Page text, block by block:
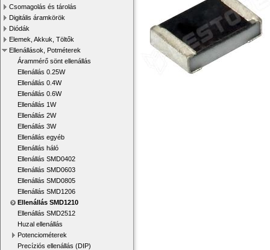
Csomagolás és tárolás
Digitális áramkörök
Diódák
Elemek, Akkuk, Töltők
Ellenállások, Potméterek
Árammérő sönt ellenállás
Ellenállás 0.25W
Ellenállás 0.4W
Ellenállás 0.6W
Ellenállás 1W
Ellenállás 2W
Ellenállás 3W
Ellenállás egyéb
Ellenállás háló
Ellenállás SMD0402
Ellenállás SMD0603
Ellenállás SMD0805
Ellenállás SMD1206
Ellenállás SMD1210
Ellenállás SMD2512
Huzal ellenállás
Potenciométerek
Precíziós ellenállás (DIP)